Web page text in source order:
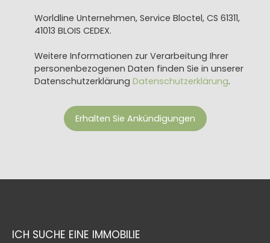
Worldline Unternehmen, Service Bloctel, CS 61311,
41013 BLOIS CEDEX.
Weitere Informationen zur Verarbeitung Ihrer
personenbezogenen Daten finden Sie in unserer
Datenschutzerklärung Datenschutzerklärung.
Erhalten Sie Ankündigungen
ICH SUCHE EINE IMMOBILIE